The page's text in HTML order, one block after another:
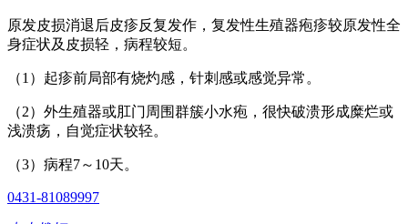
原发皮损消退后皮疹反复发作，复发性生殖器疱疹较原发性全
身症状及皮损轻，病程较短。
（1）起疹前局部有烧灼感，针刺感或感觉异常。
（2）外生殖器或肛门周围群簇小水疱，很快破溃形成糜烂或
浅溃疡，自觉症状较轻。
（3）病程7～10天。
0431-81089997